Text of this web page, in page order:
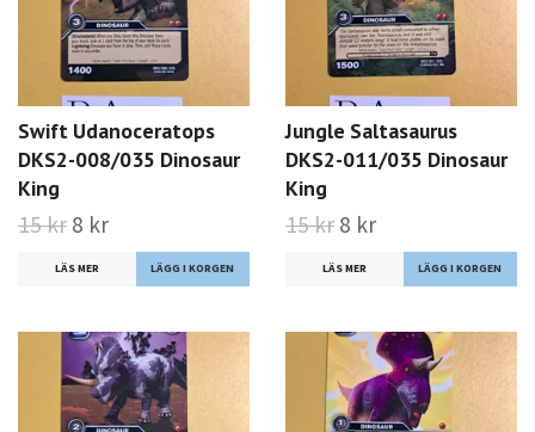
Swift Udanoceratops
DKS2-008/035 Dinosaur
King
15 kr 8 kr
LÄS MER
Jungle Saltasaurus
DKS2-011/035 Dinosaur
King
15 kr 8 kr
LÄS MER